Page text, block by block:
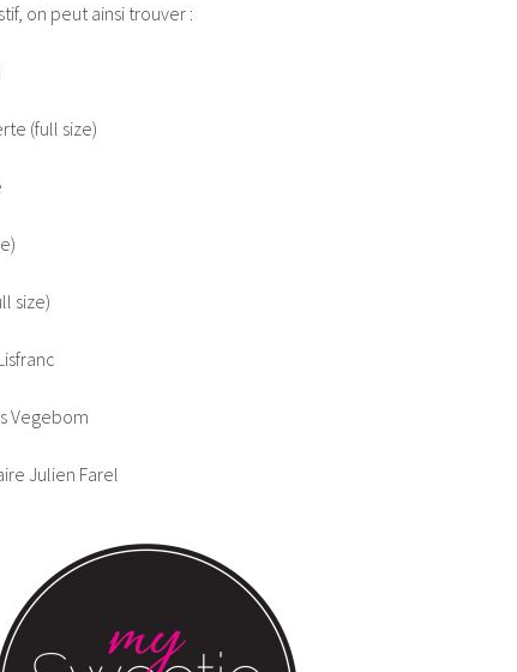
on peut ainsi trouver :
(full size)
size)
Vegebom
Julien Farel